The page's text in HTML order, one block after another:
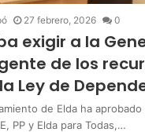
27 febrero, 2026 0
exigir a la
de los
Ley de
de Elda ha
PP y Elda para Todas,…